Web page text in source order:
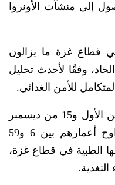
إلى منشآت الأونروا
شخص في قطاع غزة ما يزالون
وفقًا لأحدث تحليل
للأمن الغذائي.
ولفتت “أونروا” إلى أنها أجرت بين الأول و15 من ديسمبر
الجاري، فحص لـ3720 طفلاً تتراوح أعمارهم بين 6 و59
الطبية في قطاع غزة،